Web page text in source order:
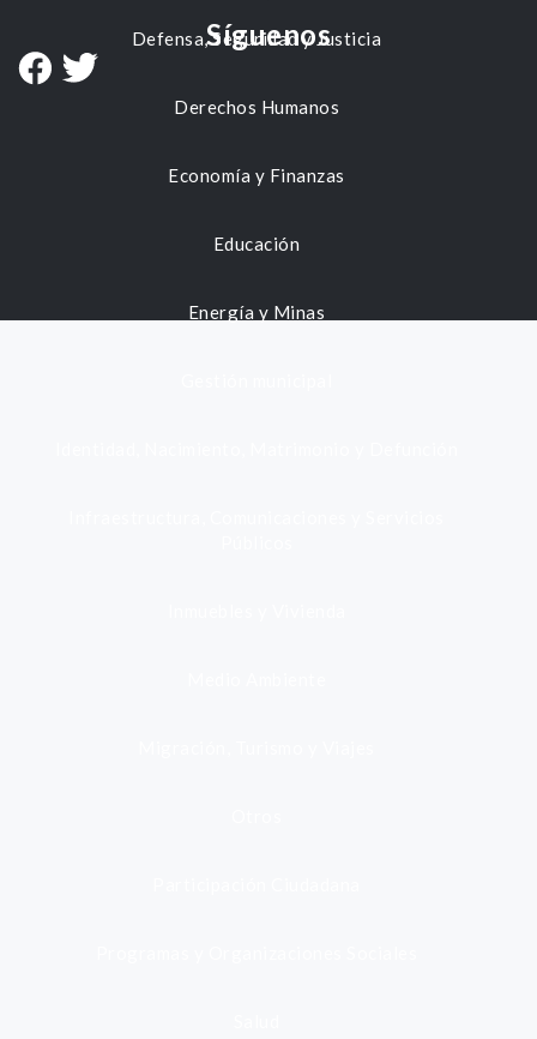
Defensa, Seguridad y Justicia
Derechos Humanos
Economía y Finanzas
Educación
Energía y Minas
Síguenos